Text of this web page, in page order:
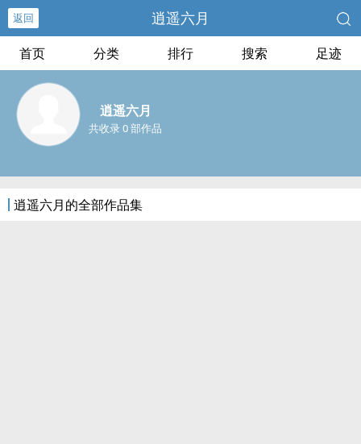
返回 逍遥六月
首页 分类 排行 搜索 足迹
逍遥六月
共收录 0 部作品
逍遥六月的全部作品集